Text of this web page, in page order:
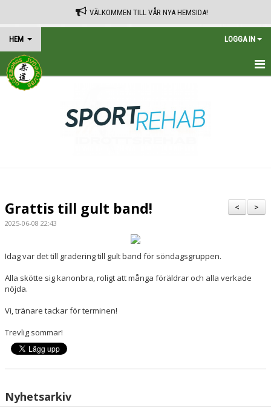
VÄLKOMMEN TILL VÅR NYA HEMSIDA!
HEM LOGGA IN
HEM
TRÄNINGSSCHEMA
IN ENGLISH
>
<
Grattis till gult band!
2025-06-08 22:43
Idag var det till gradering till gult band för söndagsgruppen.
Alla skötte sig kanonbra, roligt att många föräldrar och alla verkade
nöjda.
Vi, tränare tackar för terminen!
Trevlig sommar!
Nyhetsarkiv